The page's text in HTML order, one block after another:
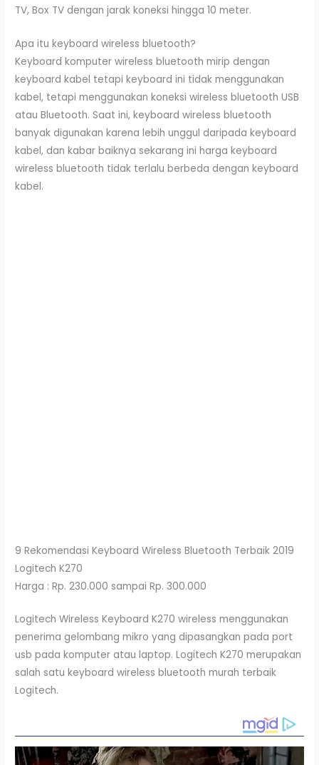
TV, Box TV dengan jarak koneksi hingga 10 meter.
Apa itu keyboard wireless bluetooth?
Keyboard komputer wireless bluetooth mirip dengan
keyboard kabel tetapi keyboard ini tidak menggunakan
kabel, tetapi menggunakan koneksi wireless bluetooth USB
atau Bluetooth. Saat ini, keyboard wireless bluetooth
banyak digunakan karena lebih unggul daripada keyboard
kabel, dan kabar baiknya sekarang ini harga keyboard
wireless bluetooth tidak terlalu berbeda dengan keyboard
kabel.
9 Rekomendasi Keyboard Wireless Bluetooth Terbaik 2019
Logitech K270
Harga : Rp. 230.000 sampai Rp. 300.000
Logitech Wireless Keyboard K270 wireless menggunakan
penerima gelombang mikro yang dipasangkan pada port
usb pada komputer atau laptop. Logitech K270 merupakan
salah satu keyboard wireless bluetooth murah terbaik
Logitech.